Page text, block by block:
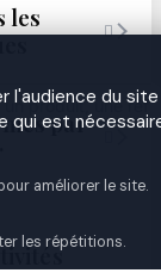
l'audience du
qui est
améliorer le site.
les répétitions.
les

par